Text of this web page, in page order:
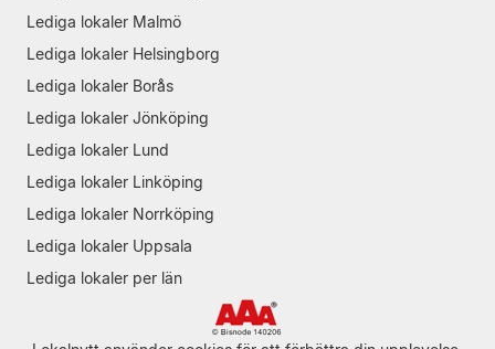
Lediga lokaler Malmö
Lediga lokaler Helsingborg
Lediga lokaler Borås
Lediga lokaler Jönköping
Lediga lokaler Lund
Lediga lokaler Linköping
Lediga lokaler Norrköping
Lediga lokaler Uppsala
Lediga lokaler per län